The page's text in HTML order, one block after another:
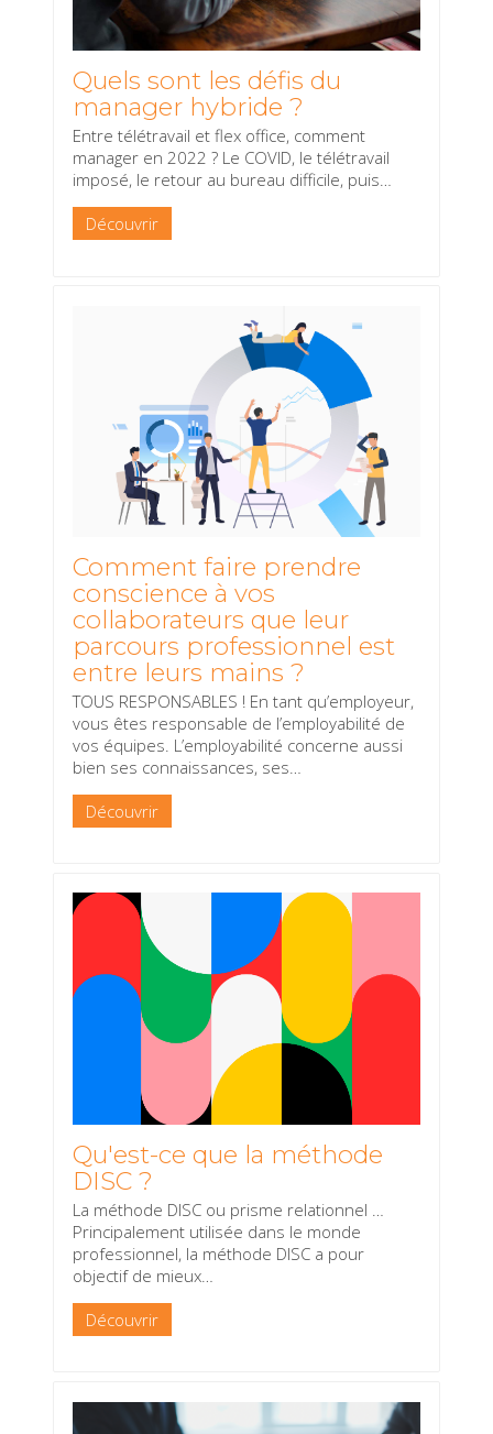
Quels sont les défis du
manager hybride ?
Entre télétravail et flex office, comment
manager en 2022 ? Le COVID, le télétravail
imposé, le retour au bureau difficile, puis…
Découvrir
Comment faire prendre
conscience à vos
collaborateurs que leur
parcours professionnel est
entre leurs mains ?
TOUS RESPONSABLES ! En tant qu’employeur,
vous êtes responsable de l’employabilité de
vos équipes. L’employabilité concerne aussi
bien ses connaissances, ses
Découvrir
Qu'est-ce que la méthode
DISC ?
La méthode DISC ou prisme relationnel …
Principalement utilisée dans le monde
professionnel, la méthode DISC a pour
objectif de mieux
Découvrir